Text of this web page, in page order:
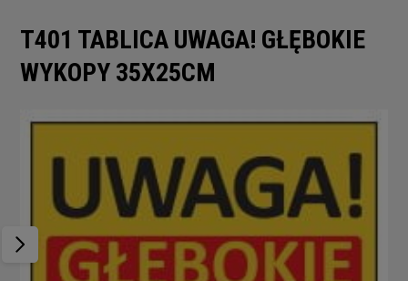
T401 TABLICA UWAGA! GŁĘBOKIE
WYKOPY 35X25CM